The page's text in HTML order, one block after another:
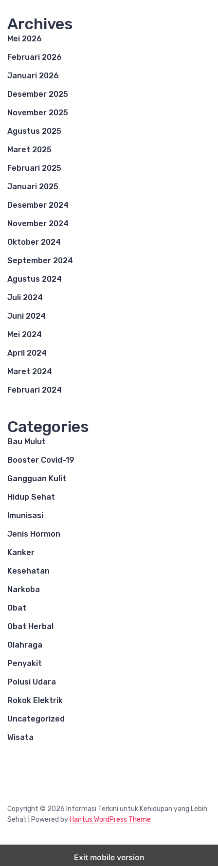
Archives
Mei 2026
Februari 2026
Januari 2026
Desember 2025
November 2025
Agustus 2025
Maret 2025
Februari 2025
Januari 2025
Desember 2024
November 2024
Oktober 2024
September 2024
Agustus 2024
Juli 2024
Juni 2024
Mei 2024
April 2024
Maret 2024
Februari 2024
Categories
Bau Mulut
Booster Covid-19
Gangguan Kulit
Hidup Sehat
Imunisasi
Jenis Hormon
Kanker
Kesehatan
Narkoba
Obat
Obat Herbal
Olahraga
Penyakit
Polusi Udara
Rokok Elektrik
Uncategorized
Wisata
Copyright © 2026 Informasi Terkini untuk Kehidupan yang Lebih
Sehat | Powered by Hantus WordPress Theme
Exit mobile version